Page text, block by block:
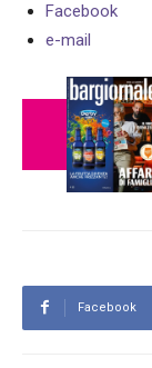
Facebook
e-mail
Facebook